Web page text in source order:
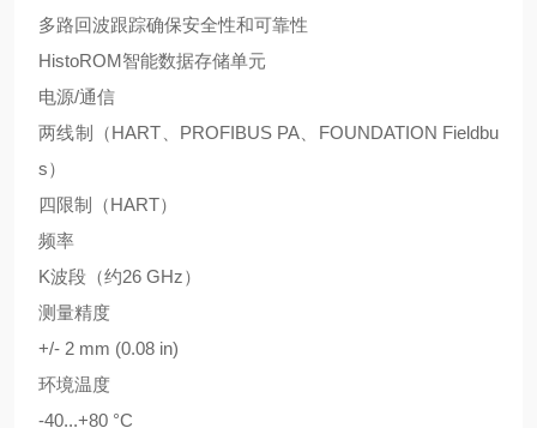
多路回波跟踪确保安全性和可靠性
HistoROM智能数据存储单元
电源/通信
两线制（HART、PROFIBUS PA、FOUNDATION Fieldbu
s）
四限制（HART）
频率
K波段（约26 GHz）
测量精度
+/- 2 mm (0.08 in)
环境温度
-40...+80 °C